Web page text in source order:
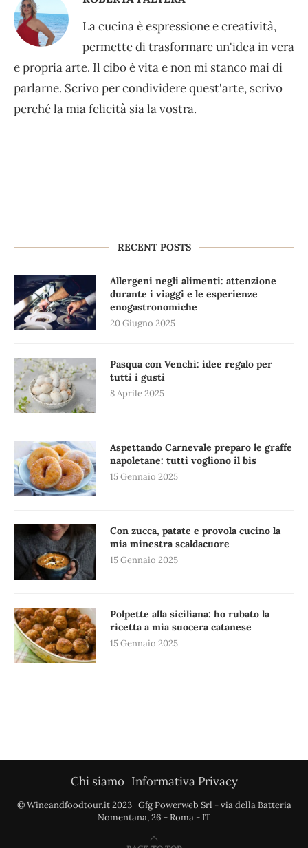
La cucina è espressione e creatività,
permette di trasformare un'idea in vera
e propria arte. Il cibo è vita e non mi stanco mai di
parlarne. Scrivo per condividere quest'arte, scrivo
perché la mia felicità sia la vostra.
RECENT POSTS
Allergeni negli alimenti: attenzione
durante i viaggi e le esperienze
enogastronomiche
20 Giugno 2025
Pasqua con Venchi: idee regalo per
tutti i gusti
8 Aprile 2025
Aspettando Carnevale preparo le graffe
napoletane: tutti vogliono il bis
15 Gennaio 2025
Con zucca, patate e provola cucino la
mia minestra scaldacuore
15 Gennaio 2025
Polpette alla siciliana: ho rubato la
ricetta a mia suocera catanese
15 Gennaio 2025
Chi siamo Informativa Privacy
© Wineandfoodtour.it 2023 | Gfg Powerweb Srl - via della Batteria
Nomentana, 26 - Roma - IT